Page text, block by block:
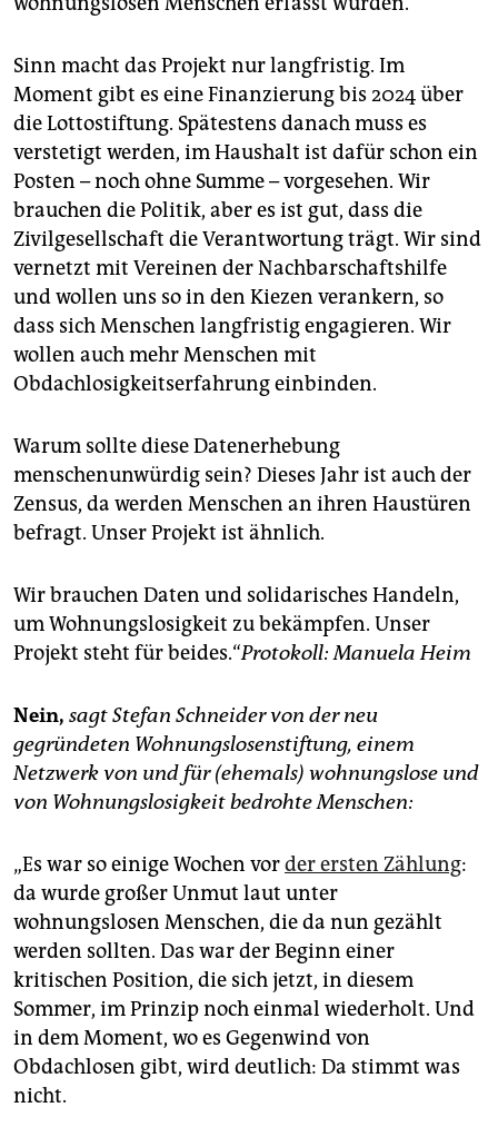
Sinn macht das Projekt nur langfristig. Im
Moment gibt es eine Finanzierung bis 2024 über
die Lottostiftung. Spätestens danach muss es
verstetigt werden, im Haushalt ist dafür schon ein
Posten – noch ohne Summe – vorgesehen. Wir
brauchen die Politik, aber es ist gut, dass die
Zivilgesellschaft die Verantwortung trägt. Wir sind
vernetzt mit Vereinen der Nachbarschaftshilfe
und wollen uns so in den Kiezen verankern, so
dass sich Menschen langfristig engagieren. Wir
wollen auch mehr Menschen mit
Obdachlosigkeitserfahrung einbinden.
Warum sollte diese Datenerhebung
menschenunwürdig sein? Dieses Jahr ist auch der
Zensus, da werden Menschen an ihren Haustüren
befragt. Unser Projekt ist ähnlich.
Wir brauchen Daten und solidarisches Handeln,
um Wohnungslosigkeit zu bekämpfen. Unser
Projekt steht für beides.“Protokoll: Manuela Heim
Nein, sagt Stefan Schneider von der neu
gegründeten Wohnungslosenstiftung, einem
Netzwerk von und für (ehemals) wohnungslose und
von Wohnungslosigkeit bedrohte Menschen:
„Es war so einige Wochen vorder ersten Zählung:
da wurde großer Unmut laut unter
wohnungslosen Menschen, die da nun gezählt
werden sollten. Das war der Beginn einer
kritischen Position, die sich jetzt, in diesem
Sommer, im Prinzip noch einmal wiederholt. Und
in dem Moment, wo es Gegenwind von
Obdachlosen gibt, wird deutlich: Da stimmt was
nicht.